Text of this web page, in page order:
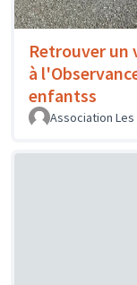
Retrouver un
à
enfantss
Association